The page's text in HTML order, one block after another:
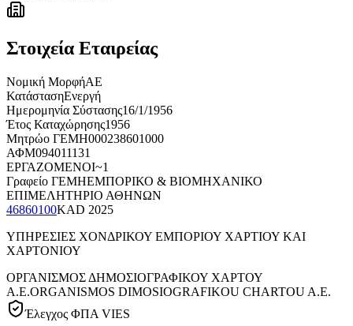
Στοιχεία Εταιρείας
Νομική ΜορφήΑΕ
ΚατάστασηΕνεργή
Ημερομηνία Σύστασης16/1/1956
Έτος Καταχώρησης1956
Μητρώο ΓΕΜΗ000238601000
ΑΦΜ094011131
ΕΡΓΑΖΟΜΕΝΟΙ~1
Γραφείο ΓΕΜΗΕΜΠΟΡΙΚΟ & ΒΙΟΜΗΧΑΝΙΚΟ
ΕΠΙΜΕΛΗΤΗΡΙΟ ΑΘΗΝΩΝ
46860100KAD 2025
ΥΠΗΡΕΣΙΕΣ ΧΟΝΔΡΙΚΟΥ ΕΜΠΟΡΙΟΥ ΧΑΡΤΙΟΥ ΚΑΙ
ΧΑΡΤΟΝΙΟΥ
ΟΡΓΑΝΙΣΜΟΣ ΔΗΜΟΣΙΟΓΡΑΦΙΚΟΥ ΧΑΡΤΟΥ
Α.Ε.ORGANISMOS DIMOSIOGRAFIKOU CHARTOU A.E.
Έλεγχος ΦΠΑ VIES